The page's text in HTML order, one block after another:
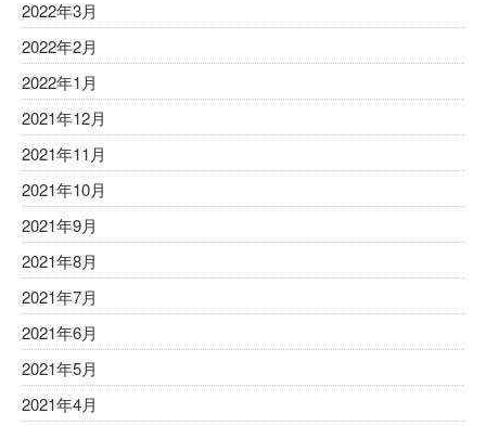
2022年3月
2022年2月
2022年1月
2021年12月
2021年11月
2021年10月
2021年9月
2021年8月
2021年7月
2021年6月
2021年5月
2021年4月